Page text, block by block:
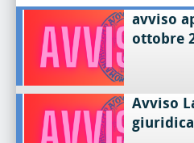
avviso
ottobre
Avviso